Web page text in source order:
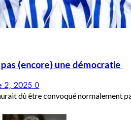
(encore) une démocratie
2, 2025 0
dû être convoqué normalement